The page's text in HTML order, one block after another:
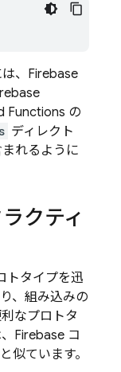
、Firebase
Functions の
ディレクト
れるように
クティ
トタイプを迅
、組み込みの
なプロトタ
Firebase コ
似ています。